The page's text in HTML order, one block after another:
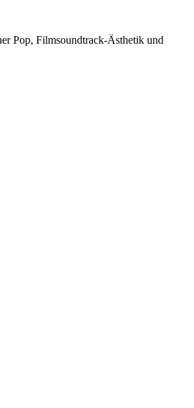
Pop, Filmsoundtrack-Ästhetik und